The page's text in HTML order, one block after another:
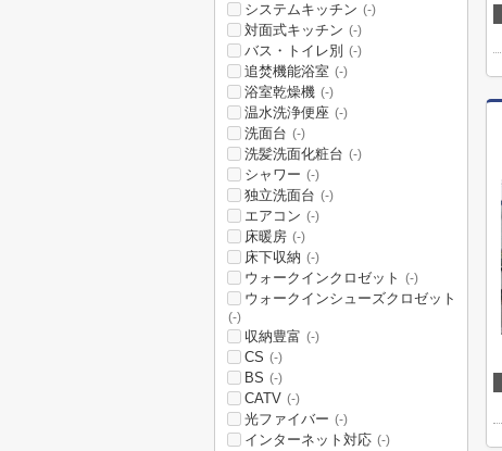
システムキッチン (-)
対面式キッチン (-)
バス・トイレ別 (-)
追焚機能浴室 (-)
浴室乾燥機 (-)
温水洗浄便座 (-)
洗面台 (-)
洗髪洗面化粧台 (-)
シャワー (-)
独立洗面台 (-)
エアコン (-)
床暖房 (-)
床下収納 (-)
ウォークインクロゼット (-)
ウォークインシューズクロゼット
(-)
収納豊富 (-)
CS (-)
BS (-)
CATV (-)
光ファイバー (-)
インターネット対応 (-)